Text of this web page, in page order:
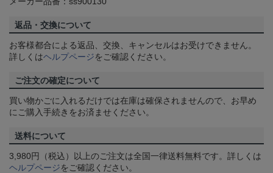
返品・交換について
お客様都合による返品、交換、キャンセルはお受けできません。
詳しくはヘルプページをご確認ください。
ご注文の確定について
買い物かごに入れるだけでは在庫は確保されませんので、お早め
にご購入手続きをお済ませください。
送料について
3,980円（税込）以上のご注文は全国一律送料無料です。詳しくは
ヘルプページをご確認ください。